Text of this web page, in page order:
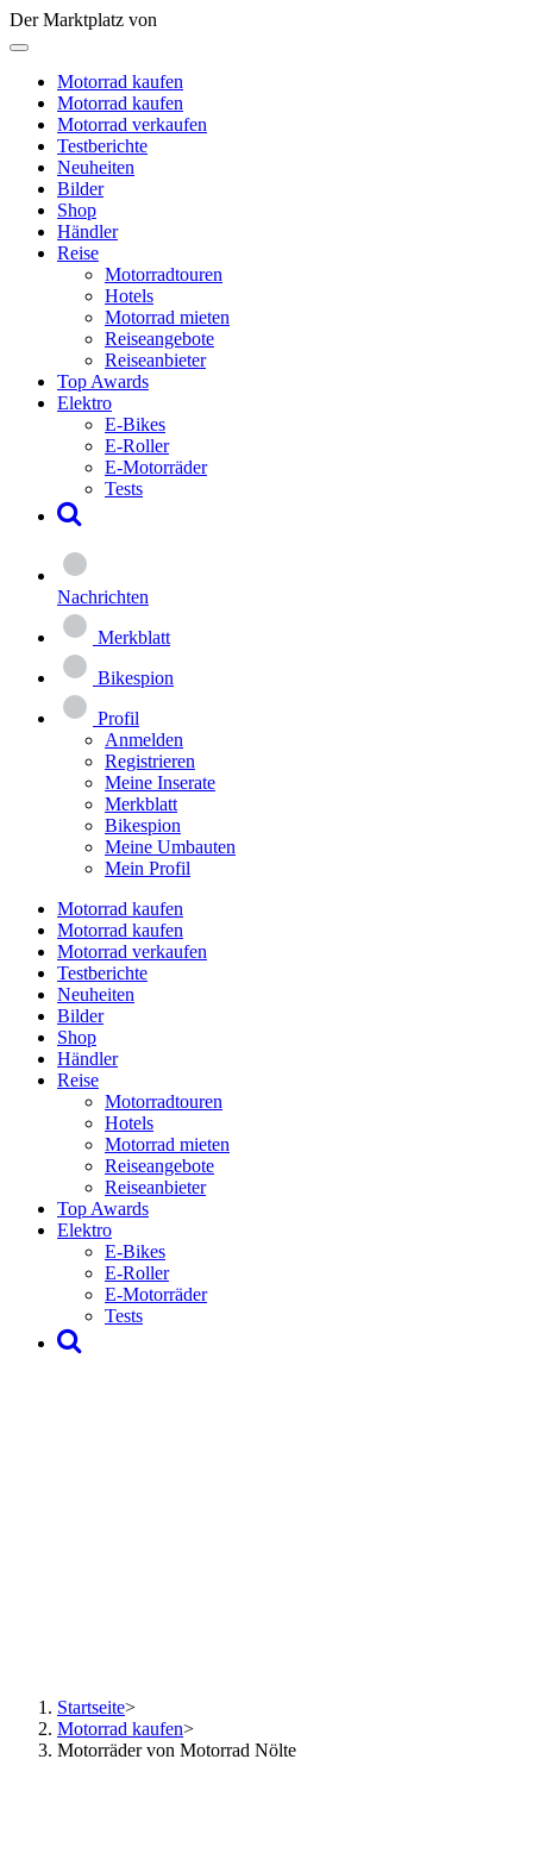
Der Marktplatz von
Motorrad kaufen
Motorrad kaufen
Motorrad verkaufen
Testberichte
Neuheiten
Bilder
Shop
Händler
Reise
Motorradtouren
Hotels
Motorrad mieten
Reiseangebote
Reiseanbieter
Top Awards
Elektro
E-Bikes
E-Roller
E-Motorräder
Tests
Nachrichten
Merkblatt
Bikespion
Profil
Anmelden
Registrieren
Meine Inserate
Merkblatt
Bikespion
Meine Umbauten
Mein Profil
Motorrad kaufen
Motorrad kaufen
Motorrad verkaufen
Testberichte
Neuheiten
Bilder
Shop
Händler
Reise
Motorradtouren
Hotels
Motorrad mieten
Reiseangebote
Reiseanbieter
Top Awards
Elektro
E-Bikes
E-Roller
E-Motorräder
Tests
Startseite>
Motorrad kaufen>
Motorräder von Motorrad Nölte